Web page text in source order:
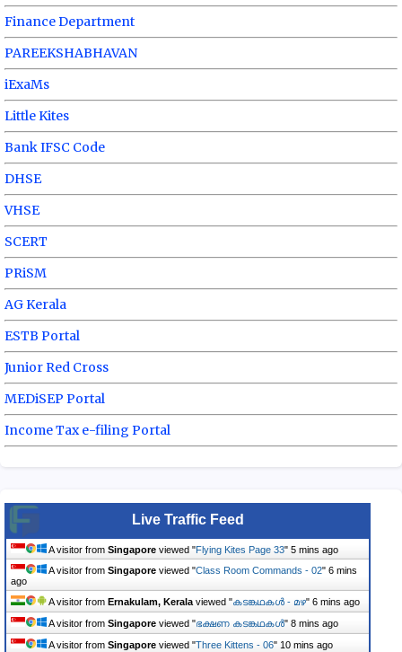
Finance Department
PAREEKSHABHAVAN
iExaMs
Little Kites
Bank IFSC Code
DHSE
VHSE
SCERT
PRiSM
AG Kerala
ESTB Portal
Junior Red Cross
MEDiSEP Portal
Income Tax e-filing Portal
Live Traffic Feed
A visitor from Singapore viewed "Flying Kites Page 33" 5 mins ago
A visitor from Singapore viewed "Class Room Commands - 02" 6 mins
ago
A visitor from Ernakulam, Kerala viewed "കടങ്കഥകൾ - മഴ" 6 mins ago
A visitor from Singapore viewed "ഭക്ഷണ കടങ്കഥകൾ" 8 mins ago
A visitor from Singapore viewed "Three Kittens - 06" 10 mins ago